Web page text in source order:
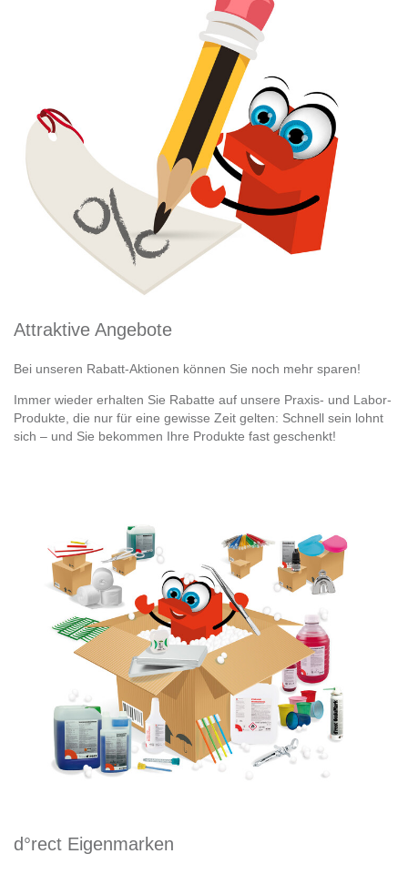
Attraktive Angebote
Bei unseren Rabatt-Aktionen können Sie noch mehr sparen!
Immer wieder erhalten Sie Rabatte auf unsere Praxis- und Labor-
Produkte, die nur für eine gewisse Zeit gelten: Schnell sein lohnt
sich – und Sie bekommen Ihre Produkte fast geschenkt!
d°rect Eigenmarken